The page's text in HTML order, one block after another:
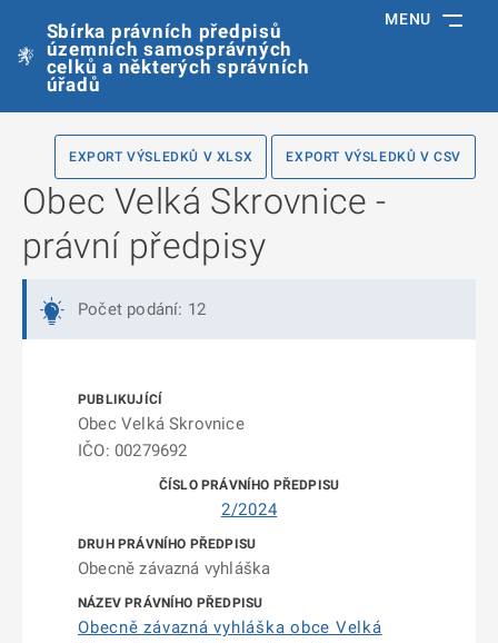
Sbírka právních předpisů
územních samosprávných
celků a některých správních
úřadů
MENU
EXPORT VÝSLEDKŮ V XLSX EXPORT VÝSLEDKŮ V CSV
Obec Velká Skrovnice -
právní předpisy
Počet podání: 12
Obec Velká Skrovnice
IČO: 00279692
2/2024
Obecně závazná vyhláška
Obecně závazná vyhláška obce Velká